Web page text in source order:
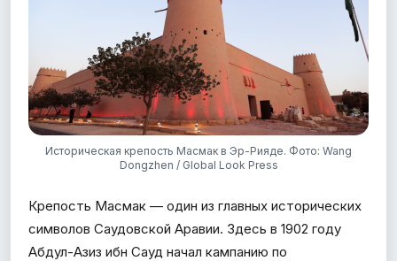
Историческая крепость Масмак в Эр-Рияде. Фото: Wang
Dongzhen / Global Look Press
Крепость Масмак — один из главных исторических
символов Саудовской Аравии. Здесь в 1902 году
Абдул-Азиз ибн Сауд начал кампанию по